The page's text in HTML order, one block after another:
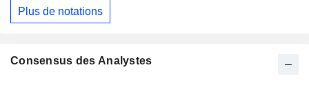
Plus de notations
Consensus des Analystes